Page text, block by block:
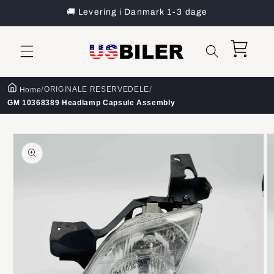
🚚 Levering i Danmark 1-3 dage
Indkøbskurv
Home/ORIGINALE RESERVEDELE/
GM 10368389 Headlamp Capsule Assembly